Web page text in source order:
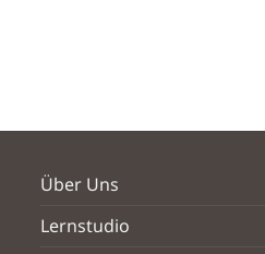
Über Uns
Lernstudio